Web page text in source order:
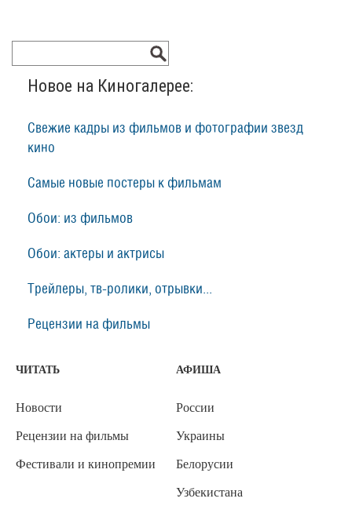
Новое на Киногалерее:
Свежие кадры из фильмов и фотографии звезд
кино
Самые новые постеры к фильмам
Обои: из фильмов
Обои: актеры и актрисы
Трейлеры, тв-ролики, отрывки...
Рецензии на фильмы
ЧИТАТЬ
Новости
Рецензии на фильмы
Фестивали и кинопремии
АФИША
России
Украины
Белорусии
Узбекистана